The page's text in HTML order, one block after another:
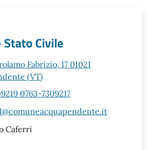
Civile
Fabrizio, 17 01021
(VT)
0763-7309217
Caferri